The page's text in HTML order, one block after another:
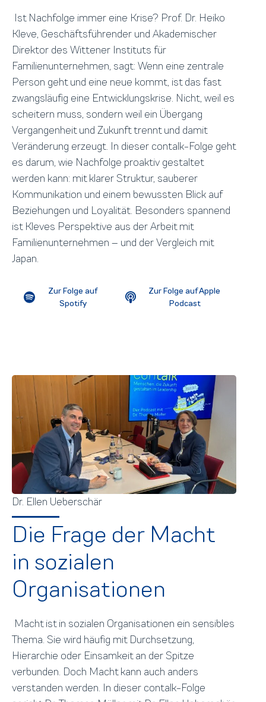
Ist Nachfolge immer eine Krise? Prof. Dr. Heiko
Kleve, Geschäftsführender und Akademischer
Direktor des Wittener Instituts für
Familienunternehmen, sagt: Wenn eine zentrale
Person geht und eine neue kommt, ist das fast
zwangsläufig eine Entwicklungskrise. Nicht, weil es
scheitern muss, sondern weil ein Übergang
Vergangenheit und Zukunft trennt und damit
Veränderung erzeugt. In dieser contalk-Folge geht
es darum, wie Nachfolge proaktiv gestaltet
werden kann: mit klarer Struktur, sauberer
Kommunikation und einem bewussten Blick auf
Beziehungen und Loyalität. Besonders spannend
ist Kleves Perspektive aus der Arbeit mit
Familienunternehmen – und der Vergleich mit
Japan.
Zur Folge auf
Spotify
Zur Folge auf Apple
Podcast
Dr. Ellen Ueberschär
Die Frage der Macht
in sozialen
Organisationen
Macht ist in sozialen Organisationen ein sensibles
Thema. Sie wird häufig mit Durchsetzung,
Hierarchie oder Einsamkeit an der Spitze
verbunden. Doch Macht kann auch anders
verstanden werden. In dieser contalk-Folge